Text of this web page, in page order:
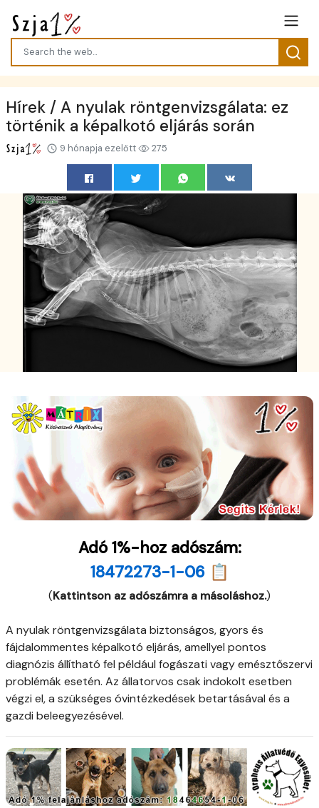
Hírek / A nyulak röntgenvizsgálata: ez
történik a képalkotó eljárás során
9 hónapja ezelőtt 275
Adó 1%-hoz adószám:
18472273-1-06 📋
(Kattintson az adószámra a másoláshoz.)
A nyulak röntgenvizsgálata biztonságos, gyors és
fájdalommentes képalkotó eljárás, amellyel pontos
diagnózis állítható fel például fogászati vagy emésztőszervi
problémák esetén. Az állatorvos csak indokolt esetben
végzi el, a szükséges óvintézkedések betartásával és a
gazdi beleegyezésével.